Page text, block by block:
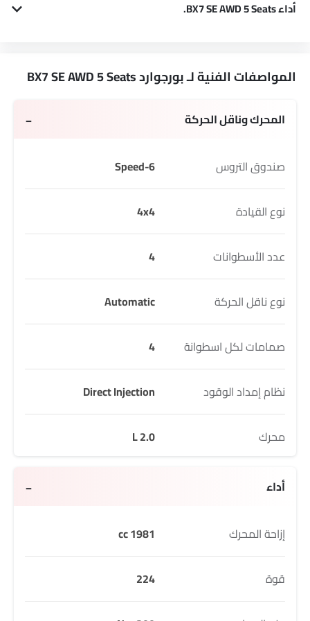
أداء BX7 SE AWD 5 Seats.
المواصفات الفنية لـ بورجوارد BX7 SE AWD 5 Seats
المحرك وناقل الحركة
صندوق التروس 6-Speed
نوع القيادة 4x4
عدد الأسطوانات 4
نوع ناقل الحركة Automatic
صمامات لكل اسطوانة 4
نظام إمداد الوقود Direct Injection
محرك 2.0 L
أداء
إزاحة المحرك 1981 cc
قوة 224